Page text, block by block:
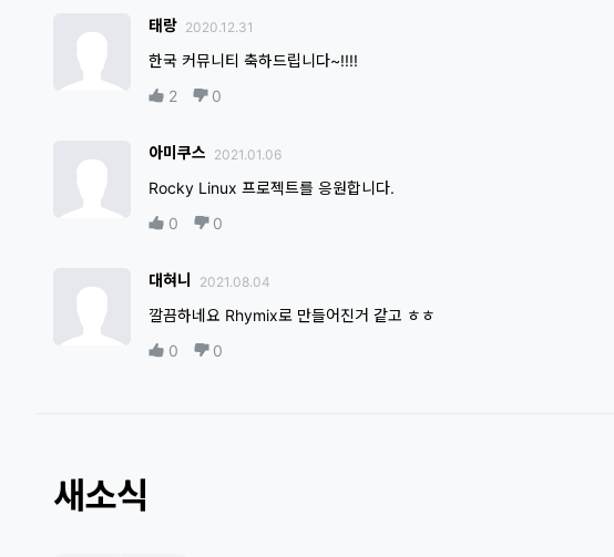
태랑 2020.12.31
한국 커뮤니티 축하드립니다~!!!!
2
0
아미쿠스 2021.01.06
Rocky Linux 프로젝트를 응원합니다.
0
0
대혀니 2021.08.04
깔끔하네요 Rhymix로 만들어진거 같고 ㅎㅎ
0
0
새소식